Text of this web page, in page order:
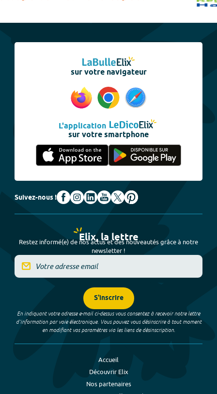
sur votre navigateur
L'application
sur votre smartphone
Suivez-nous !
Elix, la lettre
Restez informé(e) de nos actus et des nouveautés grâce à notre
newsletter !
S'inscrire
En indiquant votre adresse e-mail ci-dessus vous consentez à recevoir notre lettre
d’information par voie électronique. Vous pouvez vous désinscrire à tout moment
en modifiant vos paramètres via les liens de désinscription.
Accueil
Découvrir Elix
Nos partenaires